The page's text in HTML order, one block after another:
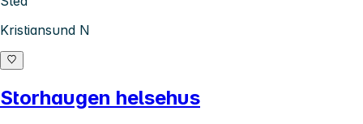
Kristiansund N
Storhaugen helsehus